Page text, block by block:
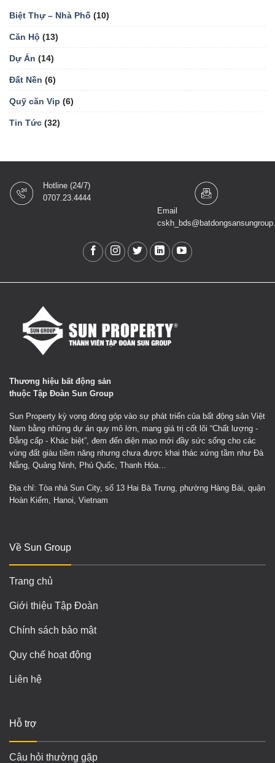
Biệt Thự – Nhà Phố (10)
Căn Hộ (13)
Dự Án (14)
Đất Nền (6)
Quỹ căn Vip (6)
Tin Tức (32)
Hotline (24/7)
0707.23.4444
Email
Thương hiệu bất động sản
thuộc Tập Đoàn Sun Group
Sun Property kỳ vọng đóng góp vào sự phát triển của bất động sản Việt
Nam bằng những dự án quy mô lớn, mang giá trị cốt lõi “Chất lượng -
Đẳng cấp - Khác biệt”, đem đến diện mạo mới đầy sức sống cho các
vùng đất giàu tiềm năng nhưng chưa được khai thác xứng tầm như Đà
Nẵng, Quảng Ninh, Phú Quốc, Thanh Hóa…
Địa chỉ: Tòa nhà Sun City, số 13 Hai Bà Trưng, phường Hàng Bài, quận
Hoàn Kiếm, Hanoi, Vietnam
Về Sun Group
Trang chủ
Giới thiệu Tập Đoàn
Chính sách bảo mật
Quy chế hoạt động
Liên hệ
Hỗ trợ
Câu hỏi thường gặp